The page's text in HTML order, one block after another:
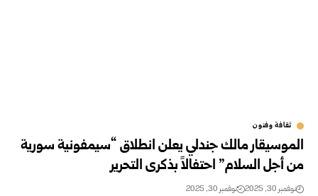
ثقافة وفنون
الموسيقار مالك جندلي يعلن انطلاق “سيمفونية سورية
من أجل السلام” احتفالاً بذكرى التحرير
نوفمبر 30, 2025 نوفمبر 30, 2025